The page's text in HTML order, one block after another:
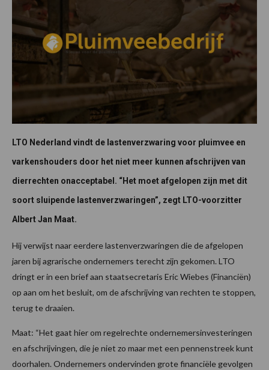
LTO Nederland vindt de lastenverzwaring voor pluimvee en
varkenshouders door het niet meer kunnen afschrijven van
dierrechten onacceptabel. “Het moet afgelopen zijn met dit
soort sluipende lastenverzwaringen”, zegt LTO-voorzitter
Albert Jan Maat.
Hij verwijst naar eerdere lastenverzwaringen die de afgelopen
jaren bij agrarische ondernemers terecht zijn gekomen. LTO
dringt er in een brief aan staatsecretaris Eric Wiebes (Financiën)
op aan om het besluit, om de afschrijving van rechten te stoppen,
terug te draaien.
Maat: “Het gaat hier om regelrechte ondernemersinvesteringen
en afschrijvingen, die je niet zo maar met een pennenstreek kunt
doorhalen. Ondernemers ondervinden grote financiële gevolgen